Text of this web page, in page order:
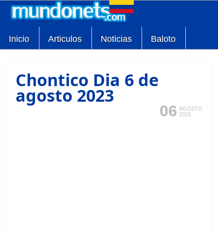
Inicio Articulos Noticias Baloto
Chontico Dia 6 de
agosto 2023
06 AGOSTO
2023